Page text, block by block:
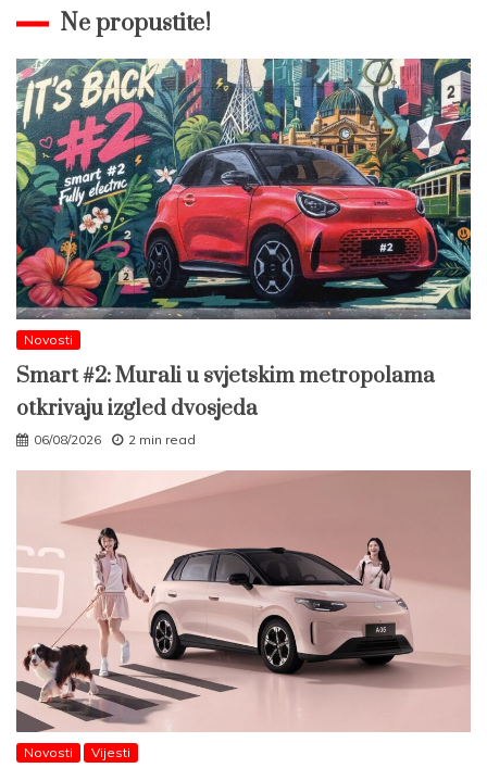
Ne propustite!
Novosti
Smart #2: Murali u svjetskim metropolama
otkrivaju izgled dvosjeda
06/08/2026 2 min read
Novosti Vijesti